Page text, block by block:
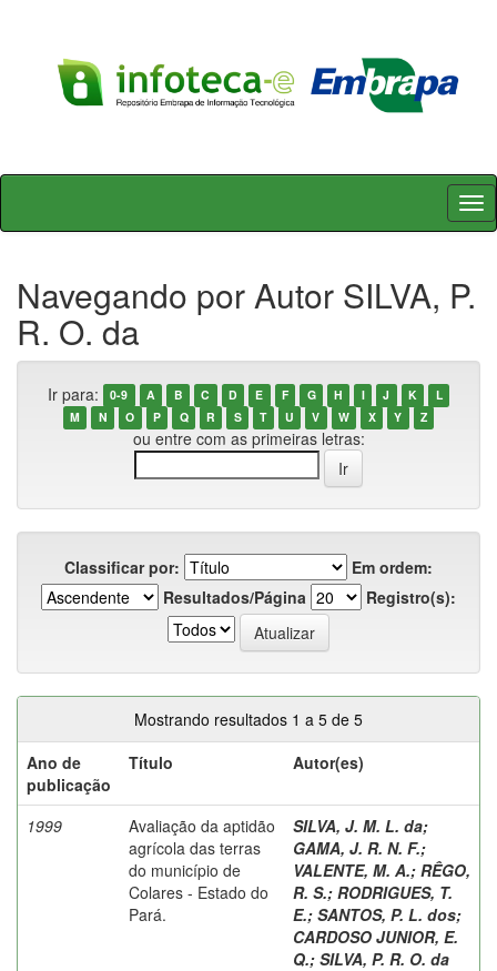
Skip
Navegando por Autor SILVA, P.
R. O. da
Ir para: 0-9 A B C D E F G H I J K
L
M
N O P Q R S T U V W X Y Z
ou entre com as primeiras letras:
Classificar por:
Em ordem:
Resultados/Página
Registro(s):
Mostrando resultados 1 a 5 de 5
Ano de
publicação
Título Autor(es)
1999
Avaliação da aptidão
agrícola das terras
do município de
Colares - Estado do
Pará.
SILVA, J. M. L. da;
GAMA, J. R. N. F.;
VALENTE, M. A.; RÊGO,
R. S.; RODRIGUES, T.
E.; SANTOS, P. L. dos;
CARDOSO JUNIOR, E.
Q.; SILVA, P. R. O. da